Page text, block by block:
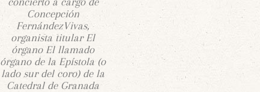
Concepción
FernándezVivas,
organista titular El
órgano El llamado
órgano de la Epístola (o
lado sur del coro) de la
Catedral de Granada